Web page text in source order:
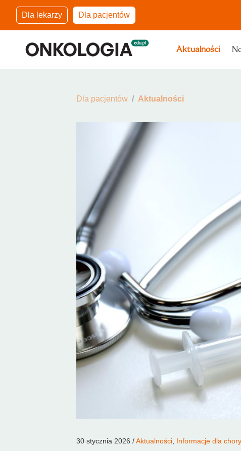
Dla lekarzy Dla pacjentów
Aktualności
Dla pacjentów Aktualności
30 stycznia 2026 /Aktualności, Informacje dla